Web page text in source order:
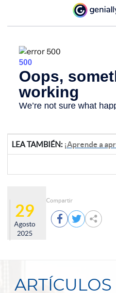
LEA TAMBIÉN: ¡Aprende a
29
Agosto
2025
Compartir
  
ARTÍCULOS